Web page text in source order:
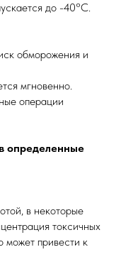
до -40°C.
обморожения и
мгновенно.
операции
определенные
в некоторые
токсичных
может привести к